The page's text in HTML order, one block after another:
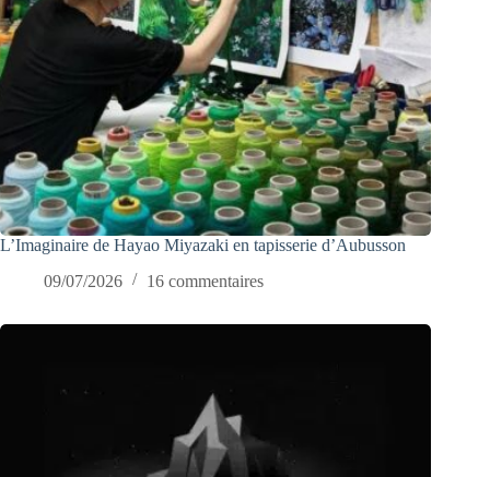
L’Imaginaire de Hayao Miyazaki en tapisserie d’Aubusson
09/07/2026
16 commentaires